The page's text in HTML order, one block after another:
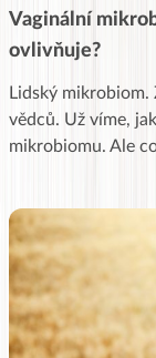
Vaginální
ovlivňuje?
Lidský
vědců. Už víme,
mikrobiomu. Ale